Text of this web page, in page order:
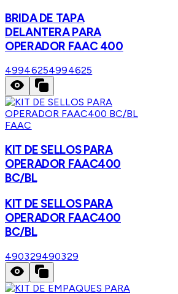
BRIDA DE TAPA
DELANTERA PARA
OPERADOR FAAC 400
49946254994625
FAAC
KIT DE SELLOS PARA
OPERADOR FAAC400
BC/BL
KIT DE SELLOS PARA
OPERADOR FAAC400
BC/BL
490329490329